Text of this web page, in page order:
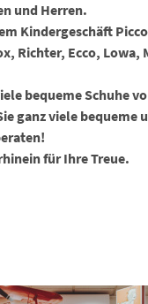
und Herren.
Kindergeschäft
Richter, Ecco,
bequeme Schuhe
ganz viele
für Ihre Treue.